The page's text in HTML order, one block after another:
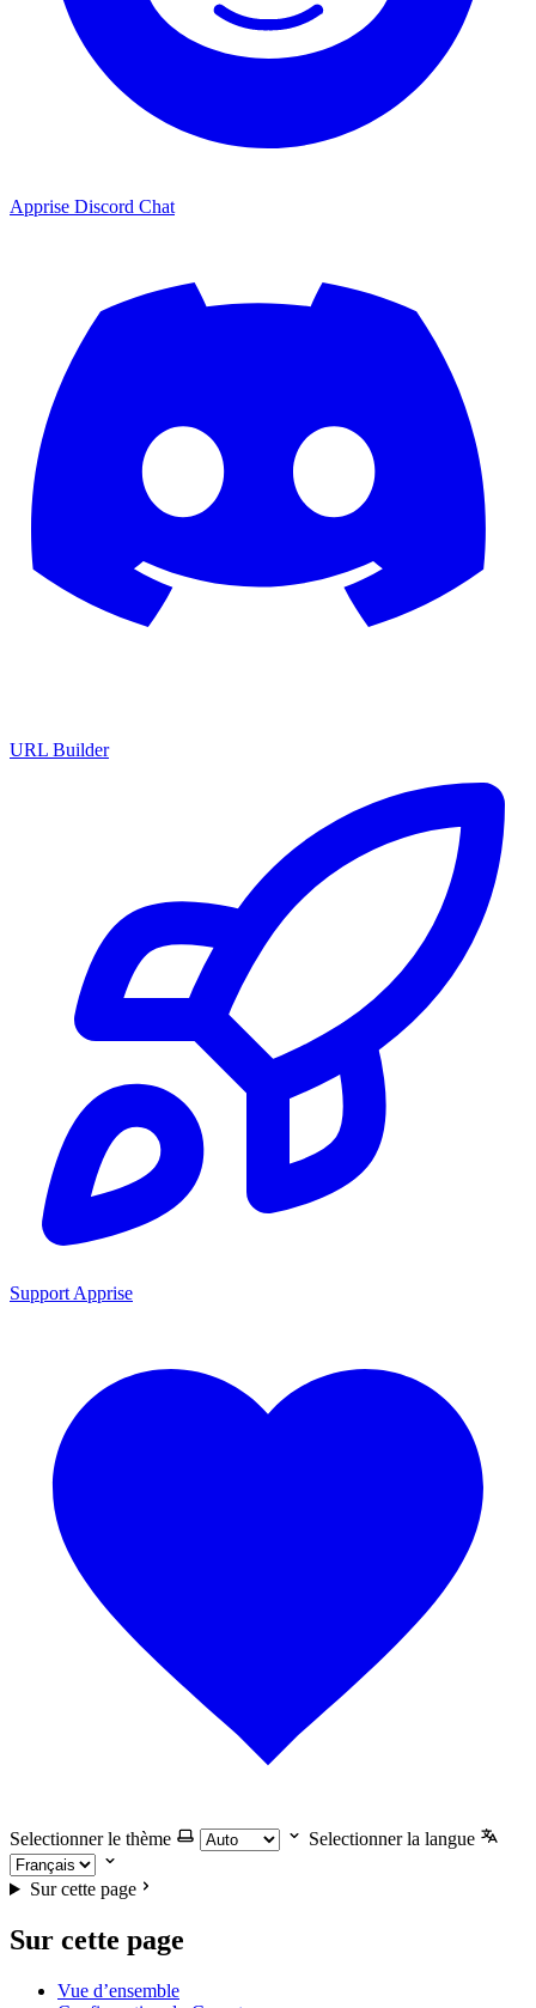
Apprise Discord Chat
URL Builder
Support Apprise
Selectionner le thème Selectionner la langue
Sur cette page
Sur cette page
Vue d’ensemble